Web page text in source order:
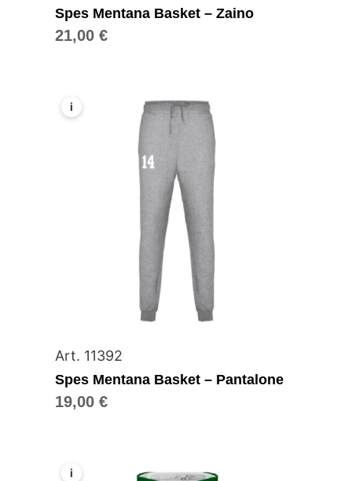
Spes Mentana Basket – Zaino
21,00€
i
Art. 11392
Spes Mentana Basket – Pantalone
19,00€
i